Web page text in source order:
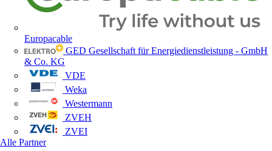
Europacable
GED Gesellschaft für Energiedienstleistung - GmbH
& Co. KG
VDE
Weka
Westermann
ZVEH
ZVEI
Alle Partner